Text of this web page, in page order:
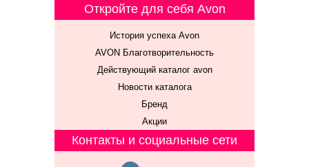
Откройте для себя Avon
История успеха Avon
AVON Благотворительность
Действующий каталог avon
Новости каталога
Бренд
Акции
Контакты и социальные сети